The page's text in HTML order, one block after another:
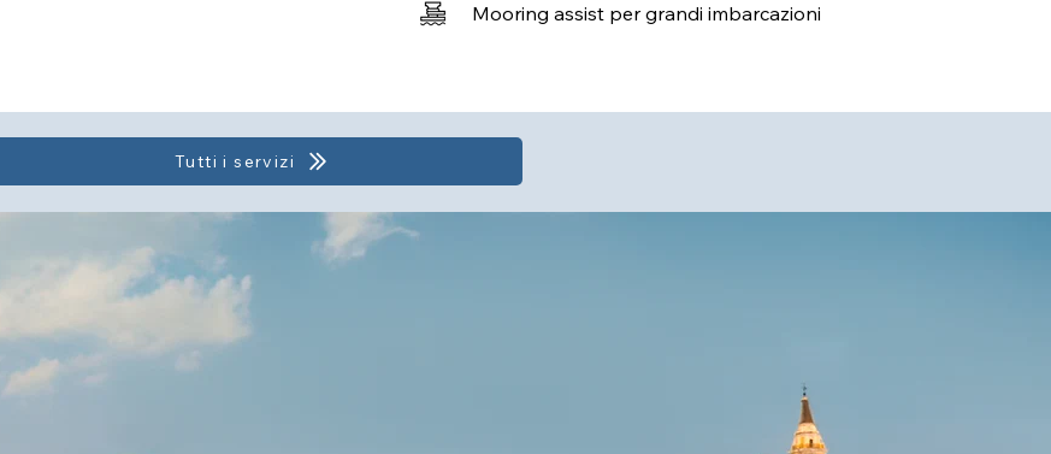
Mooring assist per grandi imbarcazioni
Tutti i servizi